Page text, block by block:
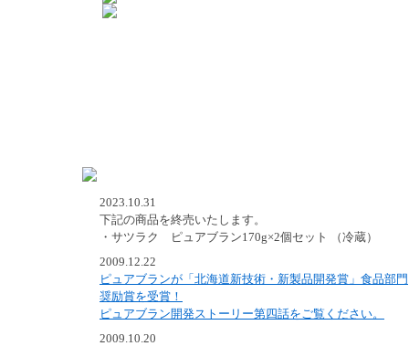
2023.10.31
下記の商品を終売いたします。
・サツラク ピュアブラン170g×2個セット （冷蔵）
2009.12.22
ピュアブランが「北海道新技術・新製品開発賞」食品部門
奨励賞を受賞！
ピュアブラン開発ストーリー第四話をご覧ください。
2009.10.20